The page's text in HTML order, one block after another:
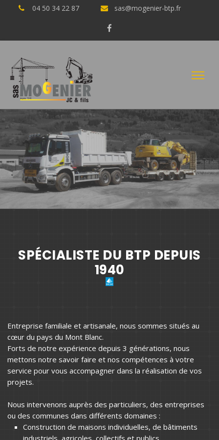
04 50 34 22 87 sas@mogenier-btp.fr
SPÉCIALISTE DU BTP DEPUIS
1940
Entreprise familiale et artisanale, nous sommes situés au
cœur du pays du Mont Blanc.
Forts de notre expérience depuis 3 générations, nous
mettons notre savoir faire et nos compétences à votre
service pour vous accompagner dans la réalisation de vos
projets.
Nous intervenons auprès des particuliers, des entreprises
ou des communes dans différents domaines :
Construction de maisons individuelles, de bâtiments
industriels, agricoles, collectifs et publics